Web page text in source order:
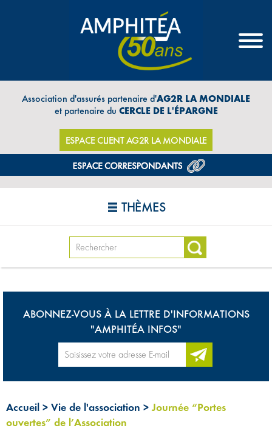
Association d'assurés partenaire d'AG2R LA MONDIALE
et partenaire du CERCLE DE L'ÉPARGNE
ESPACE CLIENT AG2R LA MONDIALE
THÈMES
ABONNEZ-VOUS À LA LETTRE D'INFORMATIONS
"AMPHITÉA INFOS"
Accueil > Vie de l'association >Journée “Portes
ouvertes” de l’Association